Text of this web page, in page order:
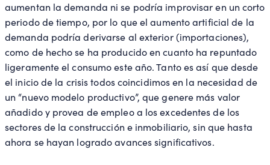
aumentan la demanda ni se podría improvisar en un corto
periodo de tiempo, por lo que el aumento artificial de la
demanda podría derivarse al exterior (importaciones),
como de hecho se ha producido en cuanto ha repuntado
ligeramente el consumo este año. Tanto es así que desde
el inicio de la crisis todos coincidimos en la necesidad de
un “nuevo modelo productivo”, que genere más valor
añadido y provea de empleo a los excedentes de los
sectores de la construcción e inmobiliario, sin que hasta
ahora se hayan logrado avances significativos.